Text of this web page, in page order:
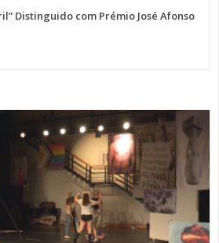
Distinguido com Prémio José Afonso